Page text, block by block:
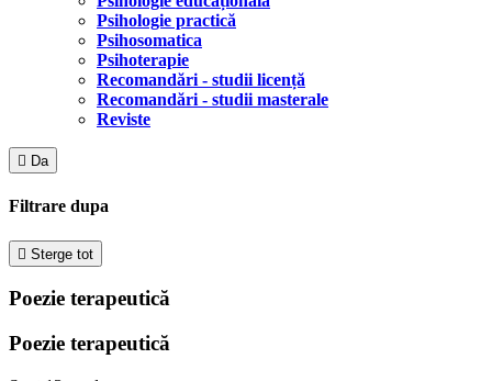
Psihologie practică
Psihosomatica
Psihoterapie
Recomandări - studii licență
Recomandări - studii masterale
Reviste
 Da
Filtrare dupa
 Sterge tot
Poezie terapeutică
Poezie terapeutică